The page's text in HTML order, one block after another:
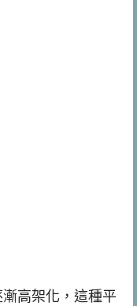
高架化，這種平